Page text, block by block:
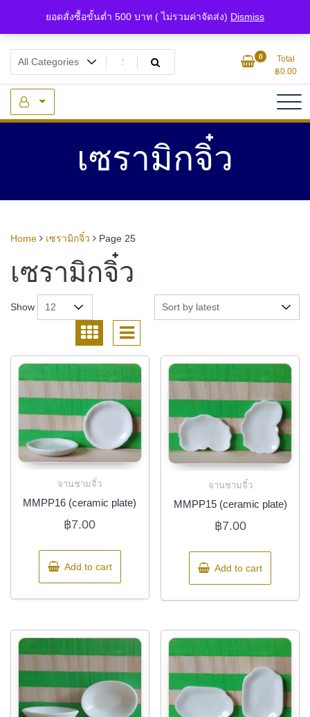
ยอดสั่งซื้อขั้นต่ำ 500 บาท ( ไม่รวมค่าจัดส่ง) Dismiss
content
ของจิ๋ว.com
แหล่งรวมเซรามิกจิ๋วและของจิ๋วจากดินไทย
0
Total
฿0.00
เซรามิกจิ๋ว
Home เซรามิกจิ๋ว Page 25
เซรามิกจิ๋ว
Show
จานชามจิ๋ว
MMPP16 (ceramic plate)
฿7.00
Add to cart
จานชามจิ๋ว
MMPP15 (ceramic plate)
฿7.00
Add to cart